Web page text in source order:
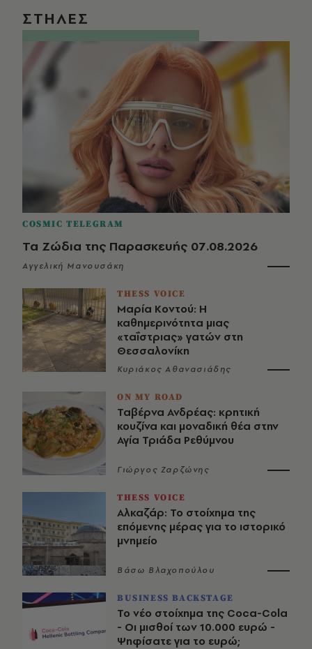
ΣΤΗΛΕΣ
COSMIC TELEGRAM
Τα Ζώδια της Παρασκευής 07.08.2026
Αγγελική Μανουσάκη
THESS VOICE
Μαρία Κοντού: Η
καθημερινότητα μιας
«ταΐστριας» γατών στη
Θεσσαλονίκη
Κυριάκος Αθανασιάδης
ON MY ROAD
Ταβέρνα Ανδρέας: κρητική
κουζίνα και μοναδική θέα στην
Αγία Τριάδα Ρεθύμνου
Γιώργος Ζαρζώνης
THESS VOICE
Αλκαζάρ: Το στοίχημα της
επόμενης μέρας για το ιστορικό
μνημείο
Βάσω Βλαχοπούλου
BUSINESS BACKSTAGE
Το νέο στοίχημα της Coca-Cola
- Οι μισθοί των 10.000 ευρώ -
Ψηφίσατε για το ευρώ;